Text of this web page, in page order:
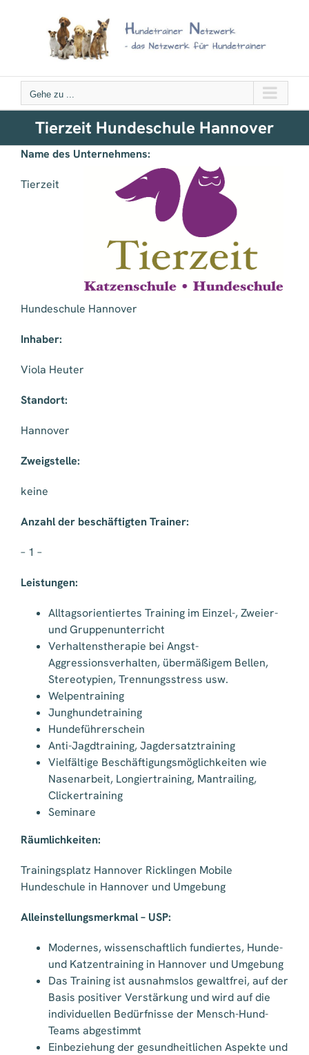
Gehe zu ...
Tierzeit Hundeschule Hannover
Name des Unternehmens:
Tierzeit
Hundeschule Hannover
Inhaber:
Viola Heuter
Standort:
Hannover
Zweigstelle:
keine
Anzahl der beschäftigten Trainer:
– 1 –
Leistungen:
Alltagsorientiertes Training im Einzel-, Zweier-
und Gruppenunterricht
Verhaltenstherapie bei Angst-
Aggressionsverhalten, übermäßigem Bellen,
Stereotypien, Trennungsstress usw.
Welpentraining
Junghundetraining
Hundeführerschein
Anti-Jagdtraining, Jagdersatztraining
Vielfältige Beschäftigungsmöglichkeiten wie
Nasenarbeit, Longiertraining, Mantrailing,
Clickertraining
Seminare
Räumlichkeiten:
Trainingsplatz Hannover Ricklingen Mobile
Hundeschule in Hannover und Umgebung
Alleinstellungsmerkmal – USP:
Modernes, wissenschaftlich fundiertes, Hunde-
und Katzentraining in Hannover und Umgebung
Das Training ist ausnahmslos gewaltfrei, auf der
Basis positiver Verstärkung und wird auf die
individuellen Bedürfnisse der Mensch-Hund-
Teams abgestimmt
Einbeziehung der gesundheitlichen Aspekte und